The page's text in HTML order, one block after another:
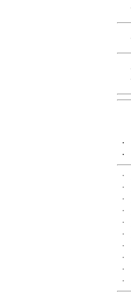
·
·
·
·
·
·
·
·
·
·
·
·